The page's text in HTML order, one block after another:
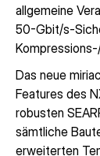
allgemeine
50-Gbit/s-
Das neue
Features des
robusten
sämtliche
erweiterten